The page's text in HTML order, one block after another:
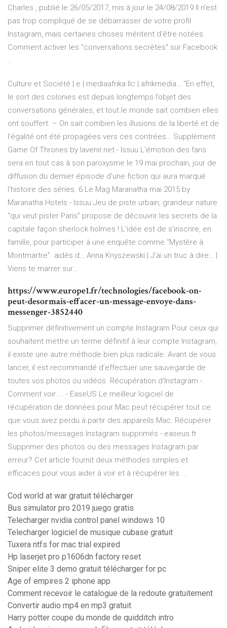
Charles , publié le 26/05/2017, mis à jour le 24/08/2019 Il n'est
pas trop compliqué de se débarrasser de votre profil
Instagram, mais certaines choses méritent d'être notées.
Comment activer les "conversations secrètes" sur Facebook
...
Culture et Société | e | mediaafrika IIc | afrikmedia… “En effet,
le sort des colonies est depuis longtemps l’objet des
conversations générales, et tout le monde sait combien elles
ont souffert. – On sait combien les illusions de la liberté et de
l’égalité ont été propagées vers ces contrées… Supplément
Game Of Thrones by lavenir.net - Issuu L’émotion des fans
sera en tout cas à son paroxysme le 19 mai prochain, jour de
diffusion du dernier épisode d’une fiction qui aura marqué
l’histoire des séries. 6 Le Mag Maranatha mai 2015 by
Maranatha Hotels - Issuu Jeu de piste urbain, grandeur nature
“qui veut pister Paris” propose de découvrir les secrets de la
capitale façon sherlock holmes ! L'idée est de s'inscrire, en
famille, pour participer à une enquête comme “Mystère à
Montmartre”. aidés d… Anna Knyszewski | J'ai un truc à dire… |
Viens te marrer sur…
https://www.europe1.fr/technologies/facebook-on-
peut-desormais-effacer-un-message-envoye-dans-
messenger-3852440
Supprimer définitivement un compte Instagram Pour ceux qui
souhaitent mettre un terme définitif à leur compte Instagram,
il existe une autre méthode bien plus radicale. Avant de vous
lancer, il est recommandé d’effectuer une sauvegarde de
toutes vos photos ou vidéos. Récupération d'Instagram -
Comment voir ... - EaseUS Le meilleur logiciel de
récupération de données pour Mac peut récupérer tout ce
que vous avez perdu à partir des appareils Mac. Récupérer
les photos/messages Instagram supprimés - easeus.fr
Supprimer des photos ou des messages Instagram par
erreur? Cet article fournit deux méthodes simples et
efficaces pour vous aider à voir et à récupérer les ...
Cod world at war gratuit télécharger
Bus simulator pro 2019 juego gratis
Telecharger nvidia control panel windows 10
Telecharger logiciel de musique cubase gratuit
Tuxera ntfs for mac trial expired
Hp laserjet pro p1606dn factory reset
Sniper elite 3 demo gratuit télécharger for pc
Age of empires 2 iphone app
Comment recevoir le catalogue de la redoute gratuitement
Convertir audio mp4 en mp3 gratuit
Harry potter coupe du monde de quidditch intro